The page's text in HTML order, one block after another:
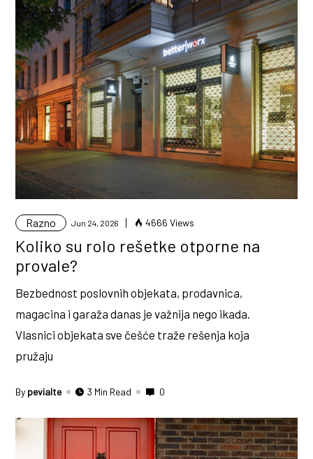
Razno Jun 24, 2026 4666 Views
Koliko su rolo rešetke otporne na
provale?
Bezbednost poslovnih objekata, prodavnica,
magacina i garaža danas je važnija nego ikada.
Vlasnici objekata sve češće traže rešenja koja
pružaju
By pevialte 3 Min Read 0